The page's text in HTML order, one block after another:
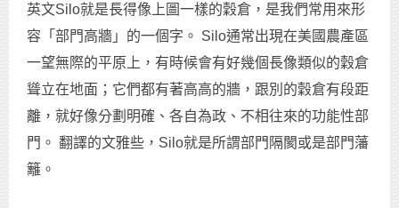
英文Silo就是長得像上圖一樣的穀倉，是我們常用來形
容「部門高牆」的一個字。 Silo通常出現在美國農產區
一望無際的平原上，有時候會有好幾個長像類似的穀倉
聳立在地面；它們都有著高高的牆，跟別的穀倉有段距
離，就好像分劃明確、各自為政、不相往來的功能性部
門。 翻譯的文雅些，Silo就是所謂部門隔閡或是部門藩
籬。